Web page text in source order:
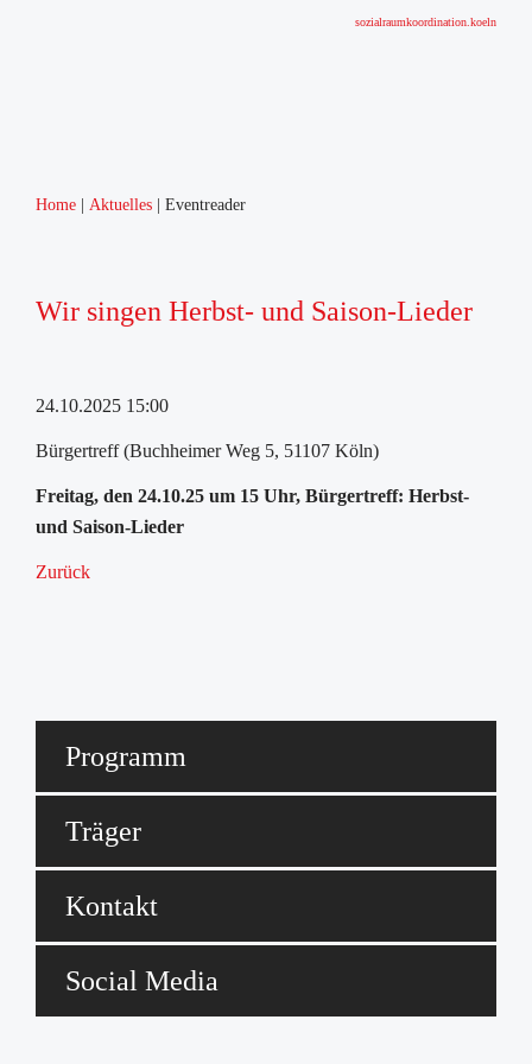
sozialraumkoordination.koeln
Home Aktuelles Eventreader
Wir singen Herbst- und Saison-Lieder
24.10.2025 15:00
Bürgertreff (Buchheimer Weg 5, 51107 Köln)
Freitag, den 24.10.25 um 15 Uhr, Bürgertreff: Herbst-
und Saison-Lieder
Zurück
Programm
Träger
Kontakt
Social Media